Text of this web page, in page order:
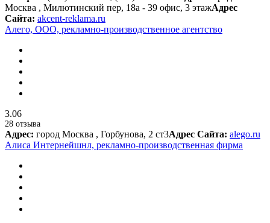
Москва , Милютинский пер, 18а - 39 офис, 3 этажАдрес
Сайта: akcent-reklama.ru
Алего, ООО, рекламно-производственное агентство
3.06
28 отзыва
Адрес: город Москва , Горбунова, 2 ст3Адрес Сайта: alego.ru
Алиса Интернейшнл, рекламно-производственная фирма